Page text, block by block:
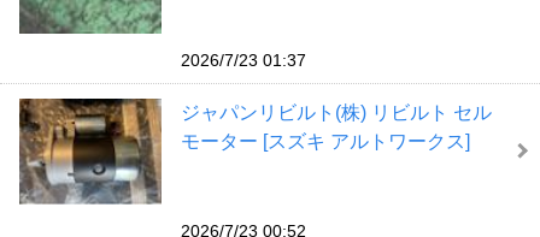
2026/7/23 01:37
ジャパンリビルト(株) リビルト セル
モーター [スズキ アルトワークス]
2026/7/23 00:52